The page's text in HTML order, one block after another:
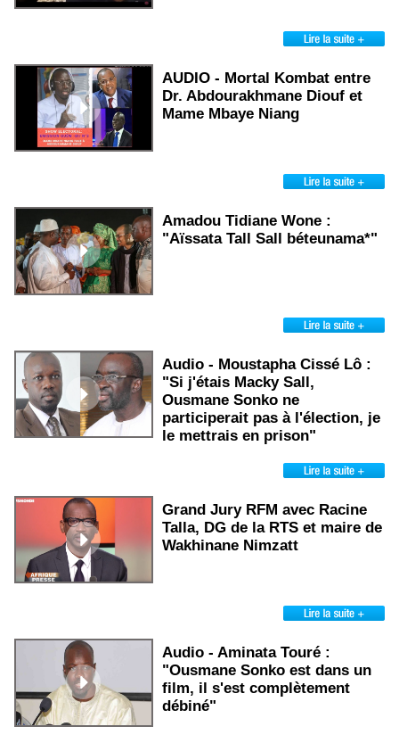
AUDIO - Mortal Kombat entre
Dr. Abdourakhmane Diouf et
Mame Mbaye Niang
Amadou Tidiane Wone :
"Aïssata Tall Sall béteunama*"
Audio - Moustapha Cissé Lô :
"Si j'étais Macky Sall,
Ousmane Sonko ne
participerait pas à l'élection, je
le mettrais en prison"
Grand Jury RFM avec Racine
Talla, DG de la RTS et maire de
Wakhinane Nimzatt
Audio - Aminata Touré :
"Ousmane Sonko est dans un
film, il s'est complètement
débiné"